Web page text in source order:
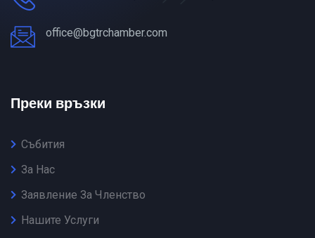
office@bgtrchamber.com
Преки връзки
Събития
За Нас
Заявление За Членство
Нашите Услуги